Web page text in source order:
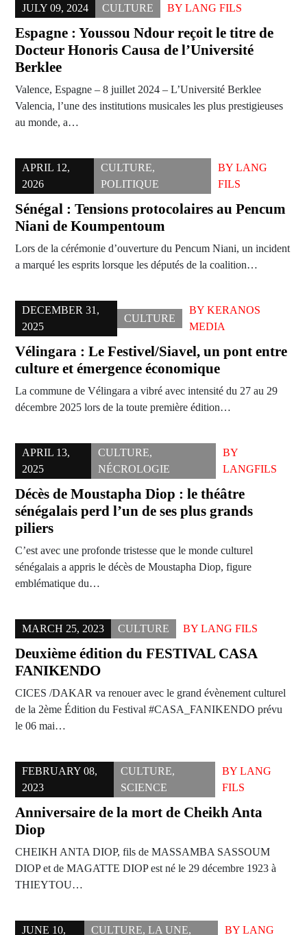
JULY 09, 2024 CULTURE BY LANG FILS
Espagne : Youssou Ndour reçoit le titre de
Docteur Honoris Causa de l’Université
Berklee
Valence, Espagne – 8 juillet 2024 – L’Université Berklee
Valencia, l’une des institutions musicales les plus prestigieuses
au monde, a…
APRIL 12,
2026
CULTURE,
POLITIQUE
BYLANG
FILS
Sénégal : Tensions protocolaires au Pencum
Niani de Koumpentoum
Lors de la cérémonie d’ouverture du Pencum Niani, un incident
a marqué les esprits lorsque les députés de la coalition…
DECEMBER 31,
2025
CULTURE
BYKERANOS
MEDIA
Vélingara : Le Festivel/Siavel, un pont entre
culture et émergence économique
La commune de Vélingara a vibré avec intensité du 27 au 29
décembre 2025 lors de la toute première édition…
APRIL 13,
2025
CULTURE,
NÉCROLOGIE
BY
LANGFILS
Décès de Moustapha Diop : le théâtre
sénégalais perd l’un de ses plus grands
piliers
C’est avec une profonde tristesse que le monde culturel
sénégalais a appris le décès de Moustapha Diop, figure
emblématique du…
MARCH 25, 2023 CULTURE BY LANG FILS
Deuxième édition du FESTIVAL CASA
FANIKENDO
CICES /DAKAR va renouer avec le grand évènement culturel
de la 2ème Édition du Festival #CASA_FANIKENDO prévu
le 06 mai…
FEBRUARY 08,
2023
CULTURE,
SCIENCE
BY LANG
FILS
Anniversaire de la mort de Cheikh Anta
Diop
CHEIKH ANTA DIOP, fils de MASSAMBA SASSOUM
DIOP et de MAGATTE DIOP est né le 29 décembre 1923 à
THIEYTOU…
JUNE 10,
CULTURE, LA UNE,
BY LANG